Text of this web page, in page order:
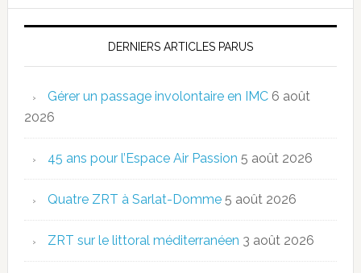
DERNIERS ARTICLES PARUS
Gérer un passage involontaire en IMC 6 août
2026
45 ans pour l’Espace Air Passion 5 août 2026
Quatre ZRT à Sarlat-Domme 5 août 2026
ZRT sur le littoral méditerranéen 3 août 2026